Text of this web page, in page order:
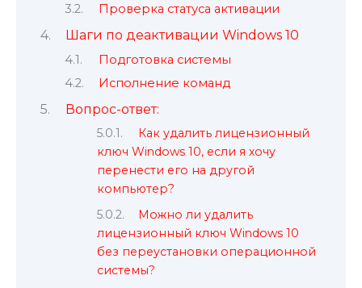
Проверка статуса активации
Шаги по деактивации Windows 10
Подготовка системы
Исполнение команд
Вопрос-ответ:
Как удалить лицензионный
ключ Windows 10, если я хочу
перенести его на другой
компьютер?
Можно ли удалить
лицензионный ключ Windows 10
без переустановки операционной
системы?